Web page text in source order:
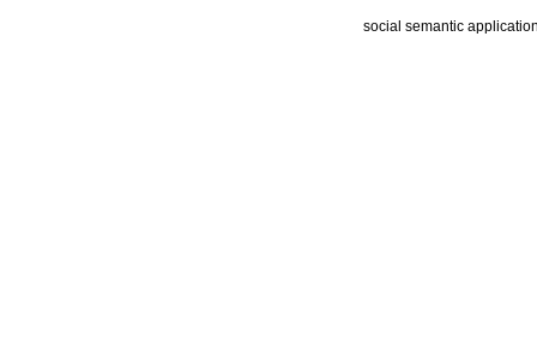
social semantic